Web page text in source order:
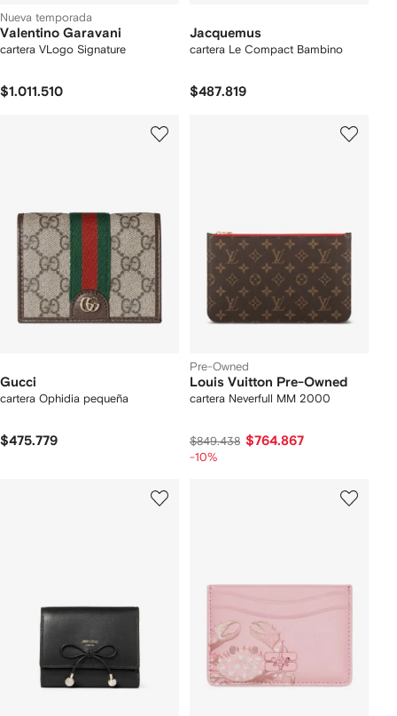
Nueva temporada
Valentino Garavani
cartera VLogo Signature
$1.011.510
Jacquemus
cartera Le Compact Bambino
$487.819
Gucci
cartera Ophidia pequeña
$475.779
Pre-Owned
Louis Vuitton Pre-Owned
cartera Neverfull MM 2000
$849.438 $764.867
-10%